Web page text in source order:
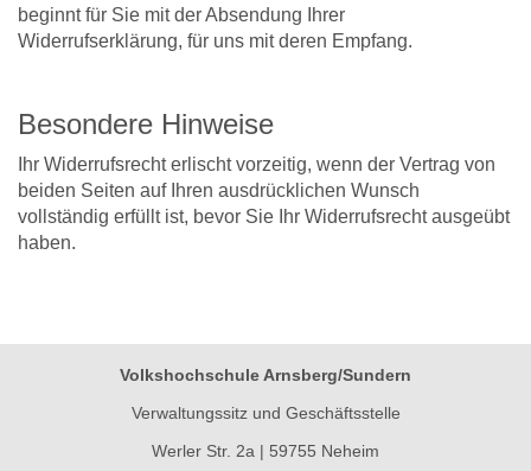
beginnt für Sie mit der Absendung Ihrer
Widerrufserklärung, für uns mit deren Empfang.
Besondere Hinweise
Ihr Widerrufsrecht erlischt vorzeitig, wenn der Vertrag von
beiden Seiten auf Ihren ausdrücklichen Wunsch
vollständig erfüllt ist, bevor Sie Ihr Widerrufsrecht ausgeübt
haben.
Volkshochschule Arnsberg/Sundern
Verwaltungssitz und Geschäftsstelle
Werler Str. 2a | 59755 Neheim